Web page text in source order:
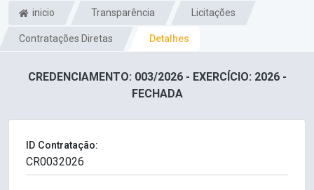
inicio Transparência Licitações
Contratações Diretas Detalhes
CREDENCIAMENTO: 003/2026 - EXERCÍCIO: 2026 -
FECHADA
ID Contratação: